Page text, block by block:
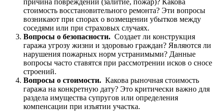
стоимость восстановительного ремонта? Эти вопросы
возникают при спорах о возмещении убытков между
соседями или при страховых случаях.
Вопросы о безопасности. Создает ли конструкция
гаража угрозу жизни и здоровью граждан? Являются ли
нарушения пожарных норм устранимыми? Данные
вопросы часто ставятся при рассмотрении исков о сносе
строений.
Вопросы о стоимости. Какова рыночная стоимость
гаража на конкретную дату? Это критически важно для
раздела имущества супругов или определения
компенсации при изъятии участка.